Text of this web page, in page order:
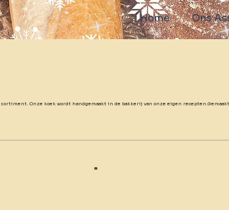
Home Ons
Onze koek wordt handgemaakt in de bakkerij van onze eigen